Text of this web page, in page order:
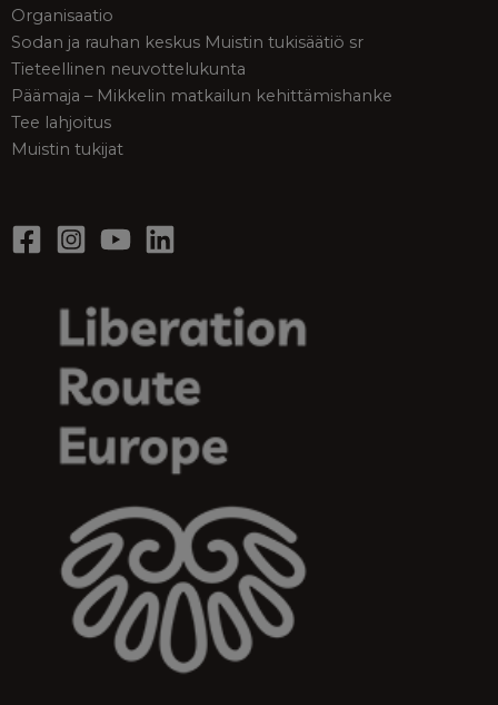
Organisaatio
Sodan ja rauhan keskus Muistin tukisäätiö sr
Tieteellinen neuvottelukunta
Päämaja – Mikkelin matkailun kehittämishanke
Tee lahjoitus
Muistin tukijat